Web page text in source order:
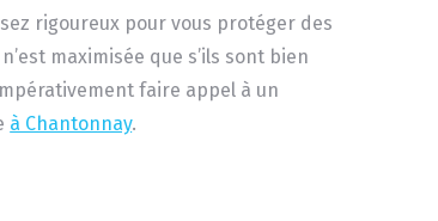
rigoureux pour vous protéger des
maximisée que s’ils sont bien
faire appel à un
à Chantonnay.